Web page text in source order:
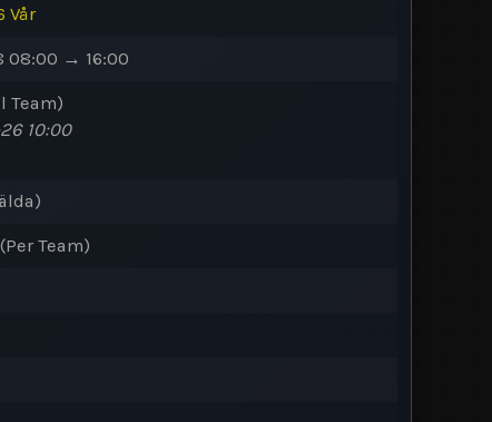
Vår
08:00 → 16:00
Team)
10:00
)
Team)